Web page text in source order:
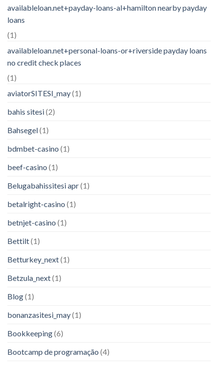
availableloan.net+payday-loans-al+hamilton nearby payday
loans
(1)
availableloan.net+personal-loans-or+riverside payday loans
no credit check places
(1)
aviatorSITESI_may(1)
bahis sitesi(2)
Bahsegel(1)
bdmbet-casino (1)
beef-casino (1)
Belugabahissitesi apr(1)
betalright-casino (1)
betnjet-casino (1)
Bettilt(1)
Betturkey_next(1)
Betzula_next(1)
Blog(1)
bonanzasitesi_may(1)
Bookkeeping(6)
Bootcamp de programação (4)